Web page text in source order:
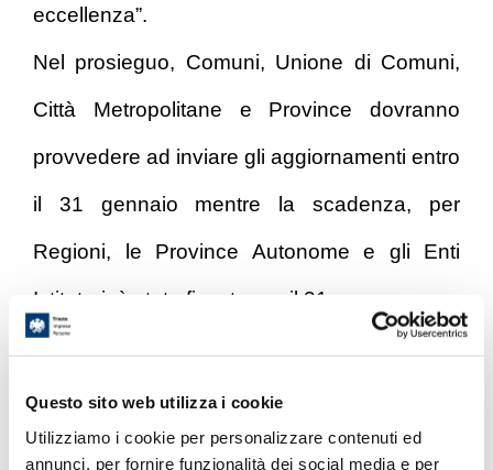
Questo sito web utilizza i cookie
Utilizziamo i cookie per personalizzare contenuti ed
annunci, per fornire funzionalità dei social media e per
eccellenza”.
Nel prosieguo, Comuni, Unione di Comuni,
Città Metropolitane e Province dovranno
provvedere ad inviare gli aggiornamenti entro
il 31 gennaio mentre la scadenza, per
Regioni, le Province Autonome e gli Enti
Istitutori, è stata fissata per il 31 marzo.
Il Sole 24 Ore